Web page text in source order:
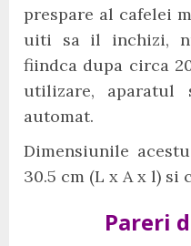
prespare al cafelei
uiti sa il inchizi,
fiindca dupa circa
utilizare,
automat.
Dimensiunile
30.5 cm (L x A x l) si
Pareri